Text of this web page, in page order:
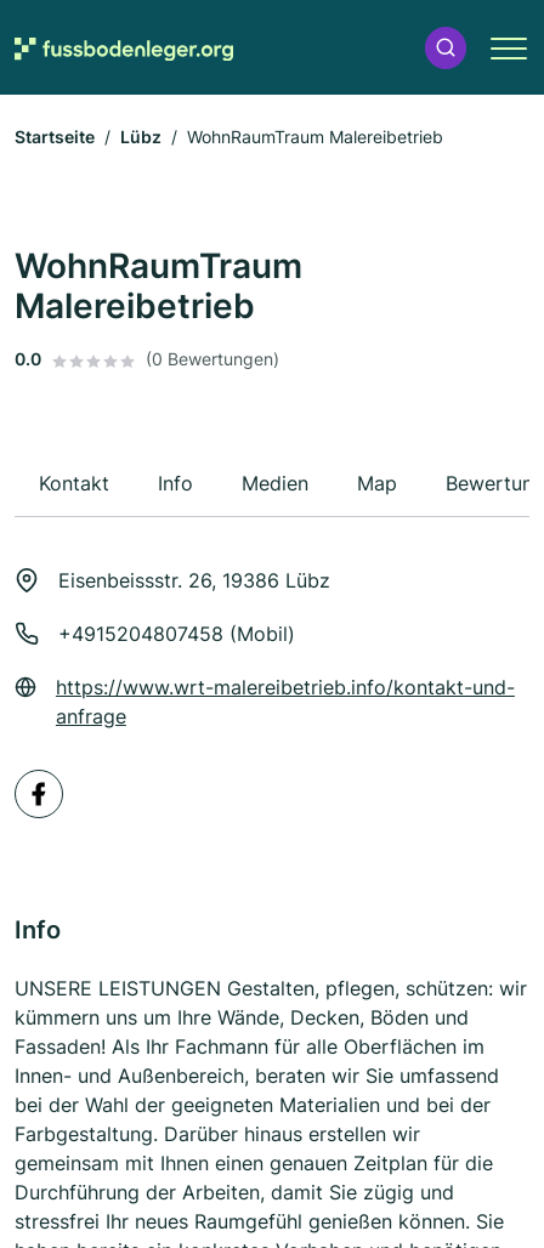
Startseite Lübz WohnRaumTraum Malereibetrieb
WohnRaumTraum
Malereibetrieb
0.0 (0 Bewertungen)
Kontakt Info Medien Map
Eisenbeissstr. 26, 19386 Lübz
+4915204807458 (Mobil)
https://www.wrt-malereibetrieb.info/kontakt-und-
anfrage
Info
UNSERE LEIS­TUNGEN Gestalten, pflegen, schützen: wir
kümmern uns um Ihre Wände, Decken, Böden und
Fassaden! Als Ihr Fachmann für alle Oberflächen im
Innen- und Außenbereich, beraten wir Sie umfassend
bei der Wahl der geeigneten Materialien und bei der
Farbgestaltung. Darüber hinaus erstellen wir
gemeinsam mit Ihnen einen genauen Zeitplan für die
Durchführung der Arbeiten, damit Sie zügig und
stressfrei Ihr neues Raumgefühl genießen können. Sie